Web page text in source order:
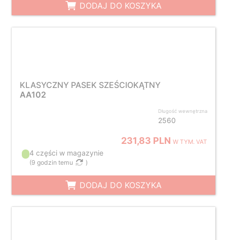
DODAJ DO KOSZYKA
KLASYCZNY PASEK SZEŚCIOKĄTNY
AA102
Długość wewnętrzna
2560
231,83 PLNW TYM. VAT
4 części w magazynie
(9 godzin temu )
DODAJ DO KOSZYKA